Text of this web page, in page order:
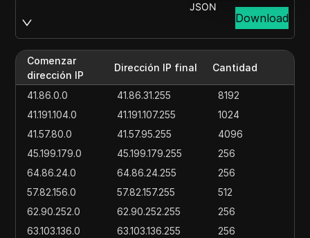
JSON
Download
Comenzar
dirección IP
Dirección IP final Cantidad
41.86.0.0 41.86.31.255
8192
41.191.104.0
41.191.107.255
1024
41.57.80.0
41.57.95.255
4096
45.199.179.0
45.199.179.255
256
64.86.24.0
64.86.24.255
256
57.82.156.0
57.82.157.255
512
62.90.252.0
62.90.252.255
256
63.103.136.0
63.103.136.255
256